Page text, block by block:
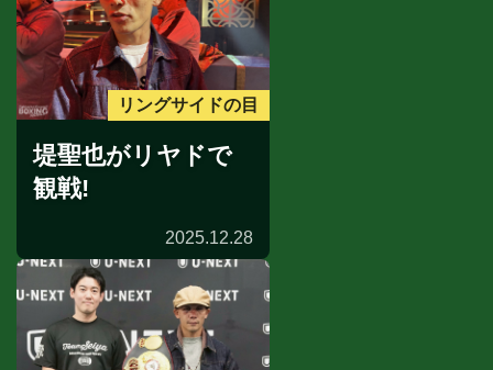
リングサイドの目
堤聖也がリヤドで
観戦!
2025.12.28